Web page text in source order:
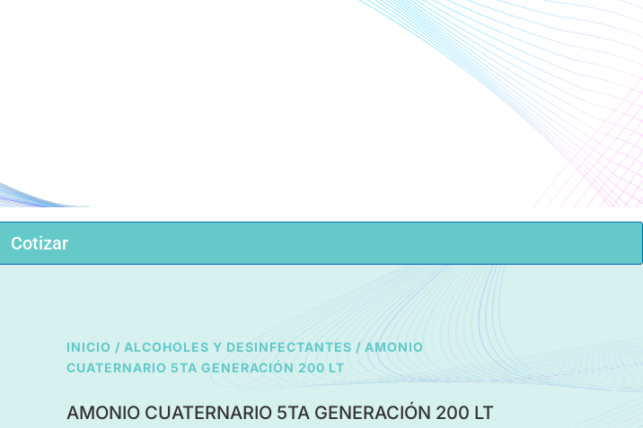
Cotizar
INICIO / ALCOHOLES Y DESINFECTANTES / AMONIO
CUATERNARIO 5TA GENERACIÓN 200 LT
AMONIO CUATERNARIO 5TA GENERACIÓN 200 LT